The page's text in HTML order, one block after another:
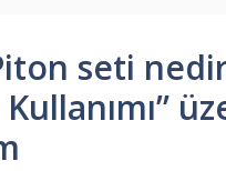
seti